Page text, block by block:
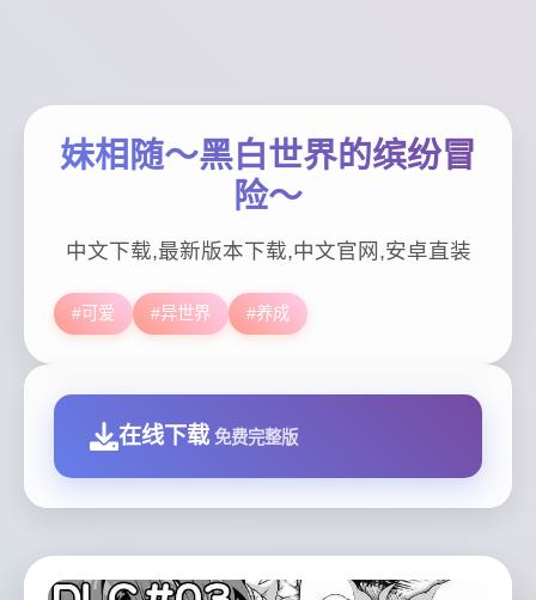
妹相随～黑白世界的缤纷冒
险～
中文下载,最新版本下载,中文官网,安卓直装
#可爱 #异世界 #养成
在线下载 免费完整版